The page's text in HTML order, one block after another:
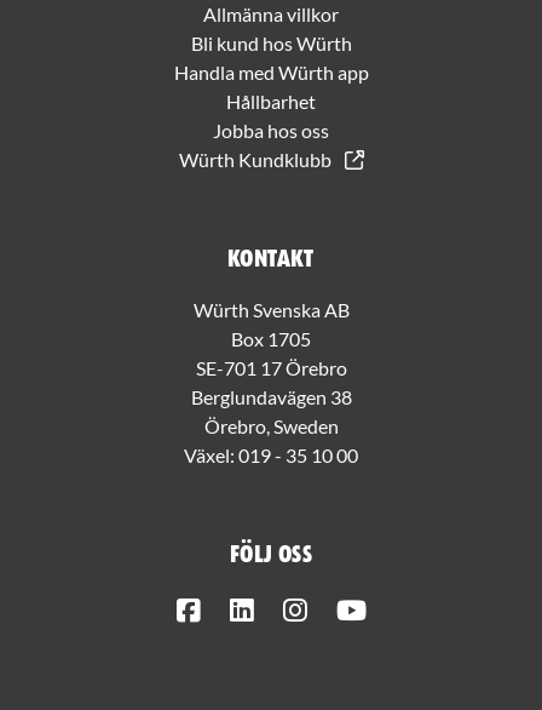
Allmänna villkor
Bli kund hos Würth
Handla med Würth app
Hållbarhet
Jobba hos oss
Würth Kundklubb
Kontakt
Würth Svenska AB
Box 1705
SE-701 17 Örebro
Berglundavägen 38
Örebro, Sweden
Växel: 019 - 35 10 00
Följ oss
FacebookLinkedInInstagram